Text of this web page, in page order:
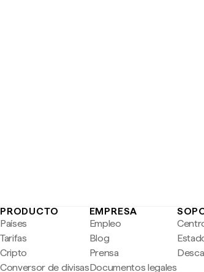
PRODUCTO
Países
Tarifas
Cripto
Conversor de divisas
EMPRESA
Empleo
Blog
Prensa
Documentos legales